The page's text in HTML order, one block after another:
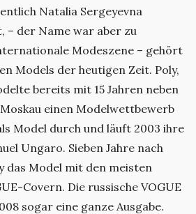
Natalia Sergeyevna
– der Name war aber zu
Modeszene – gehört
Models der heutigen Zeit. Poly,
bereits mit 15 Jahren neben
einen Modelwettbewerb
Model durch und läuft 2003 ihre
Ungaro. Sieben Jahre nach
das Model mit den meisten
Covern. Die russische VOGUE
sogar eine ganze Ausgabe.